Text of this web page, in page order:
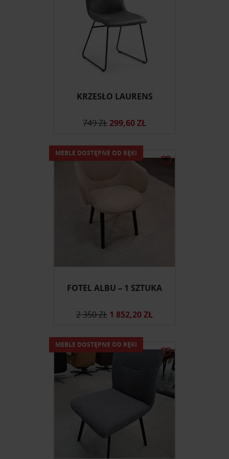
KRZESŁO LAURENS
749 ZŁ 299,60 ZŁ
FOTEL ALBU – 1 SZTUKA
2 350 ZŁ 1 852,20 ZŁ
MEBLE DOSTĘPNE OD RĘKI
MEBLE DOSTĘPNE OD RĘKI